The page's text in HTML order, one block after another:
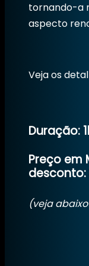
tornando-a
aspecto
Veja os
Duração:
Preço em
desconto:
(veja